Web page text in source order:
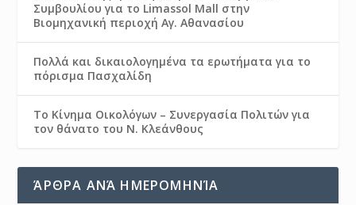
Συμβουλίου για το Limassol Mall στην
Βιομηχανική περιοχή Αγ. Αθανασίου
Πολλά και δικαιολογημένα τα ερωτήματα για το
πόρισμα Πασχαλίδη
Το Κίνημα Οικολόγων – Συνεργασία Πολιτών για
τον θάνατο του Ν. Κλεάνθους
ΆΡΘΡΑ ΑΝΆ ΗΜΕΡΟΜΗΝΊΑ